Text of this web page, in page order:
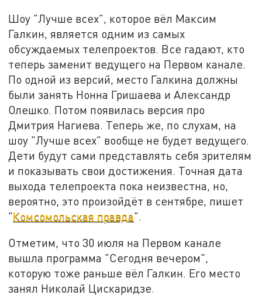
Шоу "Лучше всех", которое вёл Максим
Галкин, является одним из самых
обсуждаемых телепроектов. Все гадают, кто
теперь заменит ведущего на Первом канале.
По одной из версий, место Галкина должны
были занять Нонна Гришаева и Александр
Олешко. Потом появилась версия про
Дмитрия Нагиева. Теперь же, по слухам, на
шоу "Лучше всех" вообще не будет ведущего.
Дети будут сами представлять себя зрителям
и показывать свои достижения. Точная дата
выхода телепроекта пока неизвестна, но,
вероятно, это произойдёт в сентябре, пишет
"Комсомольская правда".
Отметим, что 30 июля на Первом канале
вышла программа "Сегодня вечером",
которую тоже раньше вёл Галкин. Его место
занял Николай Цискаридзе.